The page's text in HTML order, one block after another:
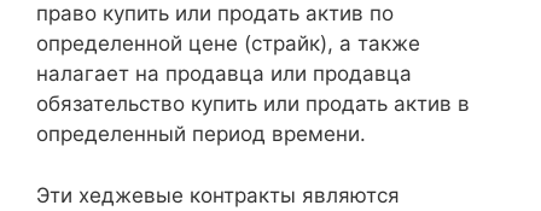
право купить или продать актив по
определенной цене (страйк), а также
налагает на продавца или продавца
обязательство купить или продать актив в
определенный период времени.
Эти хеджевые контракты являются